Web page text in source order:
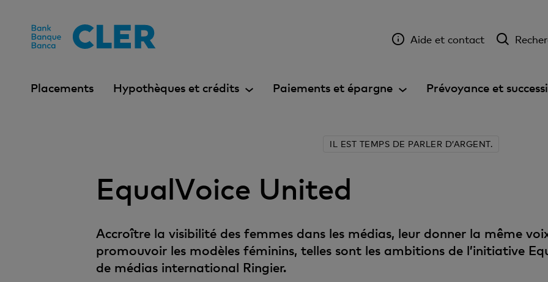
Aide et contact
Placements Hypothèques et crédits Paiements et épargne Prévoyance et
IL EST TEMPS DE PARLER D’ARGENT.
EqualVoice United
Accroître la visibilité des femmes dans les médias, leur donner la même
promouvoir les modèles féminins, telles sont les ambitions de l’initiative
de médias international Ringier.